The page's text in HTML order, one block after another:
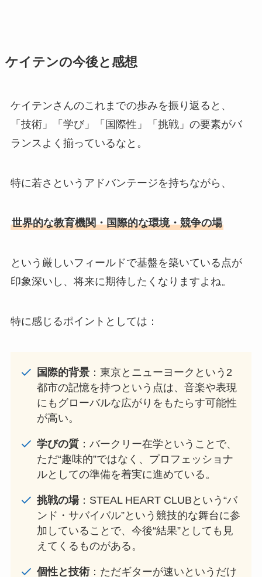
ケイテンの今後と感想
ケイテンさんのこれまでの歩みを振り返ると、
「技術」「学び」「国際性」「挑戦」の要素がバ
ランスよく揃っているなと。
特に若さというアドバンテージを持ちながら、
世界的な教育機関・国際的な環境・競争の場
という厳しいフィールドで基盤を築いている点が
印象深いし、将来に期待したくなりますよね。
特に感じるポイントとしては：
国際的背景：東京とニューヨークという2
都市の記憶を持つという点は、音楽や表現
にもグローバルな広がりをもたらす可能性
が高い。
学びの質：バークリー在学ということで、
ただ“趣味的”ではなく、プロフェッショナ
ルとしての準備を着実に進めている。
挑戦の場：STEAL HEART CLUBという“バ
ンド・サバイバル”という競技的な舞台に参
加していることで、今後“結果”としても見
えてくるものがある。
個性と技術：ただギターが速いというだけ